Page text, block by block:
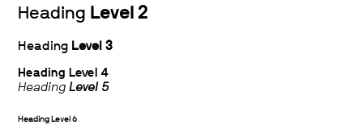
Heading Level 2
Heading Level 3
Heading Level 4
HeadingLevel 5
Heading Level 6